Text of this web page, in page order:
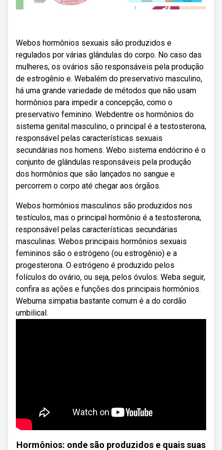
Webos hormônios sexuais são produzidos e
regulados por várias glândulas do corpo. No caso das
mulheres, os ovários são responsáveis pela produção
de estrogênio e. Webalém do preservativo masculino,
há uma grande variedade de métodos que não usam
hormônios para impedir a concepção, como o
preservativo feminino. Webdentre os hormônios do
sistema genital masculino, o principal é a testosterona,
responsável pelas características sexuais
secundárias nos homens. Webo sistema endócrino é o
conjunto de glândulas responsáveis pela produção
dos hormônios que são lançados no sangue e
percorrem o corpo até chegar aos órgãos.
Webos hormônios masculinos são produzidos nos
testículos, mas o principal hormônio é a testosterona,
responsável pelas características secundárias
masculinas. Webos principais hormônios sexuais
femininos são o estrógeno (ou estrogênio) e a
progesterona. O estrógeno é produzido pelos
folículos do ovário, ou seja, pelos óvulos. Weba seguir,
confira as ações e funções dos principais hormônios.
Webuma simpatia bastante comum é a do cordão
umbilical.
Hormônios: onde são produzidos e quais suas